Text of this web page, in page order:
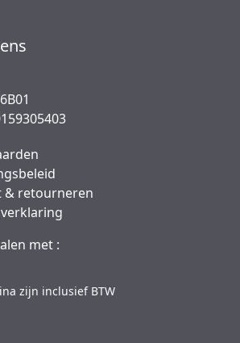
& retourneren
met :
zijn inclusief BTW